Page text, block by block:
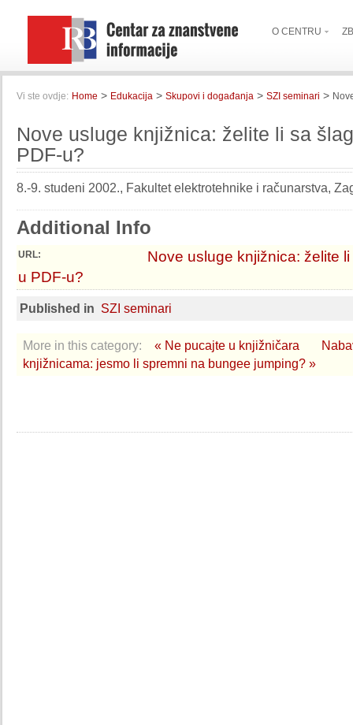
O CENTRU
Vi ste ovdje: Home > Edukacija > Skupovi i događanja > SZI seminari >
Nove usluge knjižnica: želite li sa
PDF-u?
8.-9. studeni 2002., Fakultet elektrotehnike i računarstva,
Additional Info
URL:
Nove usluge knjižnica: želite
u PDF-u?
Published in SZI seminari
More in this category: « Ne pucajte u knjižničara
knjižnicama: jesmo li spremni na bungee jumping? »